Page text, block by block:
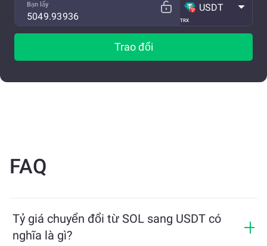
Bạn lấy
TRX
USDT
Trao đổi
FAQ
Tỷ giá chuyển đổi từ SOL sang USDT có
nghĩa là gì?